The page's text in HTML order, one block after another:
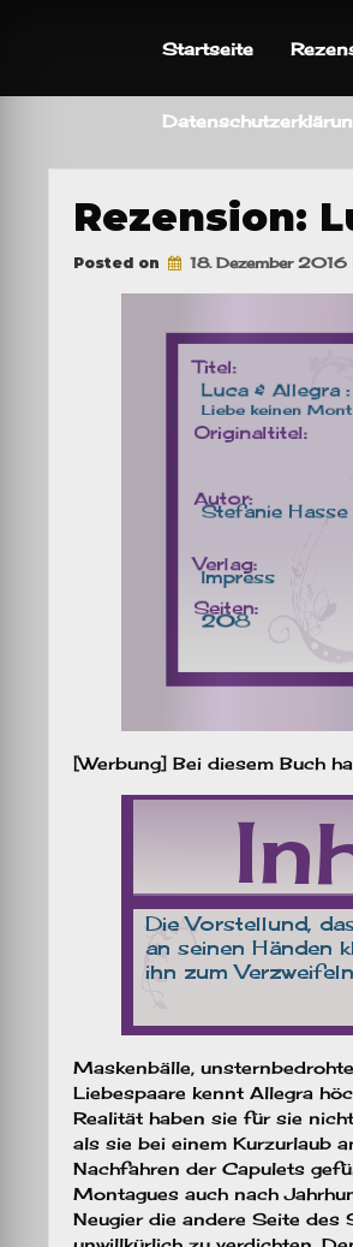
Startseite
Rezension:
Posted on 18. Dezember 2016
[Werbung] Bei diesem Buch
Maskenbälle,
Liebespaare kennt Allegra
Realität haben sie für sie
als sie bei einem Kurzurlaub
Nachfahren der Capulets
Montagues auch nach
Neugier die andere Seite des